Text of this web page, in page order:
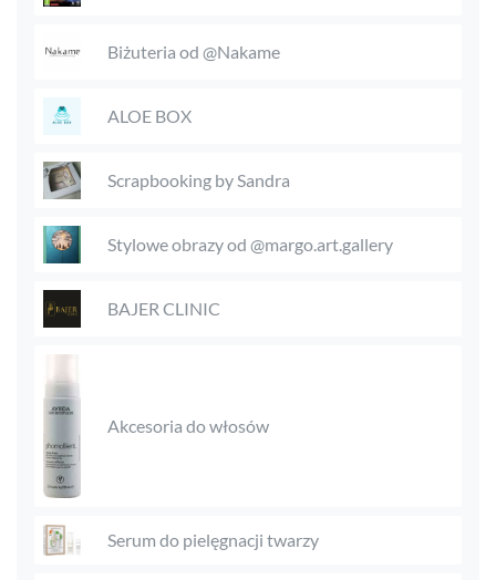
Biżuteria od @Nakame
ALOE BOX
Scrapbooking by Sandra
Stylowe obrazy od @margo.art.gallery
BAJER CLINIC
Akcesoria do włosów
Serum do pielęgnacji twarzy